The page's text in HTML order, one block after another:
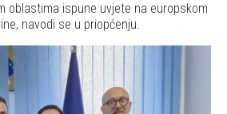
oblastima ispune uvjete na europskom
navodi se u priopćenju.